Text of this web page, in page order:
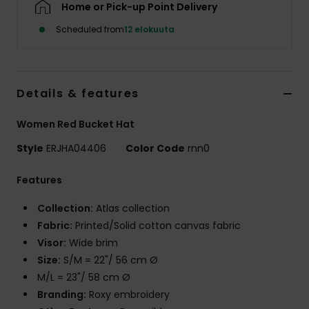
Home or Pick-up Point Delivery
Scheduled from12 elokuuta
Details & features
Women Red Bucket Hat
Style ERJHA04406 Color Code rnn0
Features
Collection: Atlas collection
Fabric: Printed/Solid cotton canvas fabric
Visor: Wide brim
Size: S/M = 22"/ 56 cm Ø
M/L = 23"/ 58 cm Ø
Branding: Roxy embroidery